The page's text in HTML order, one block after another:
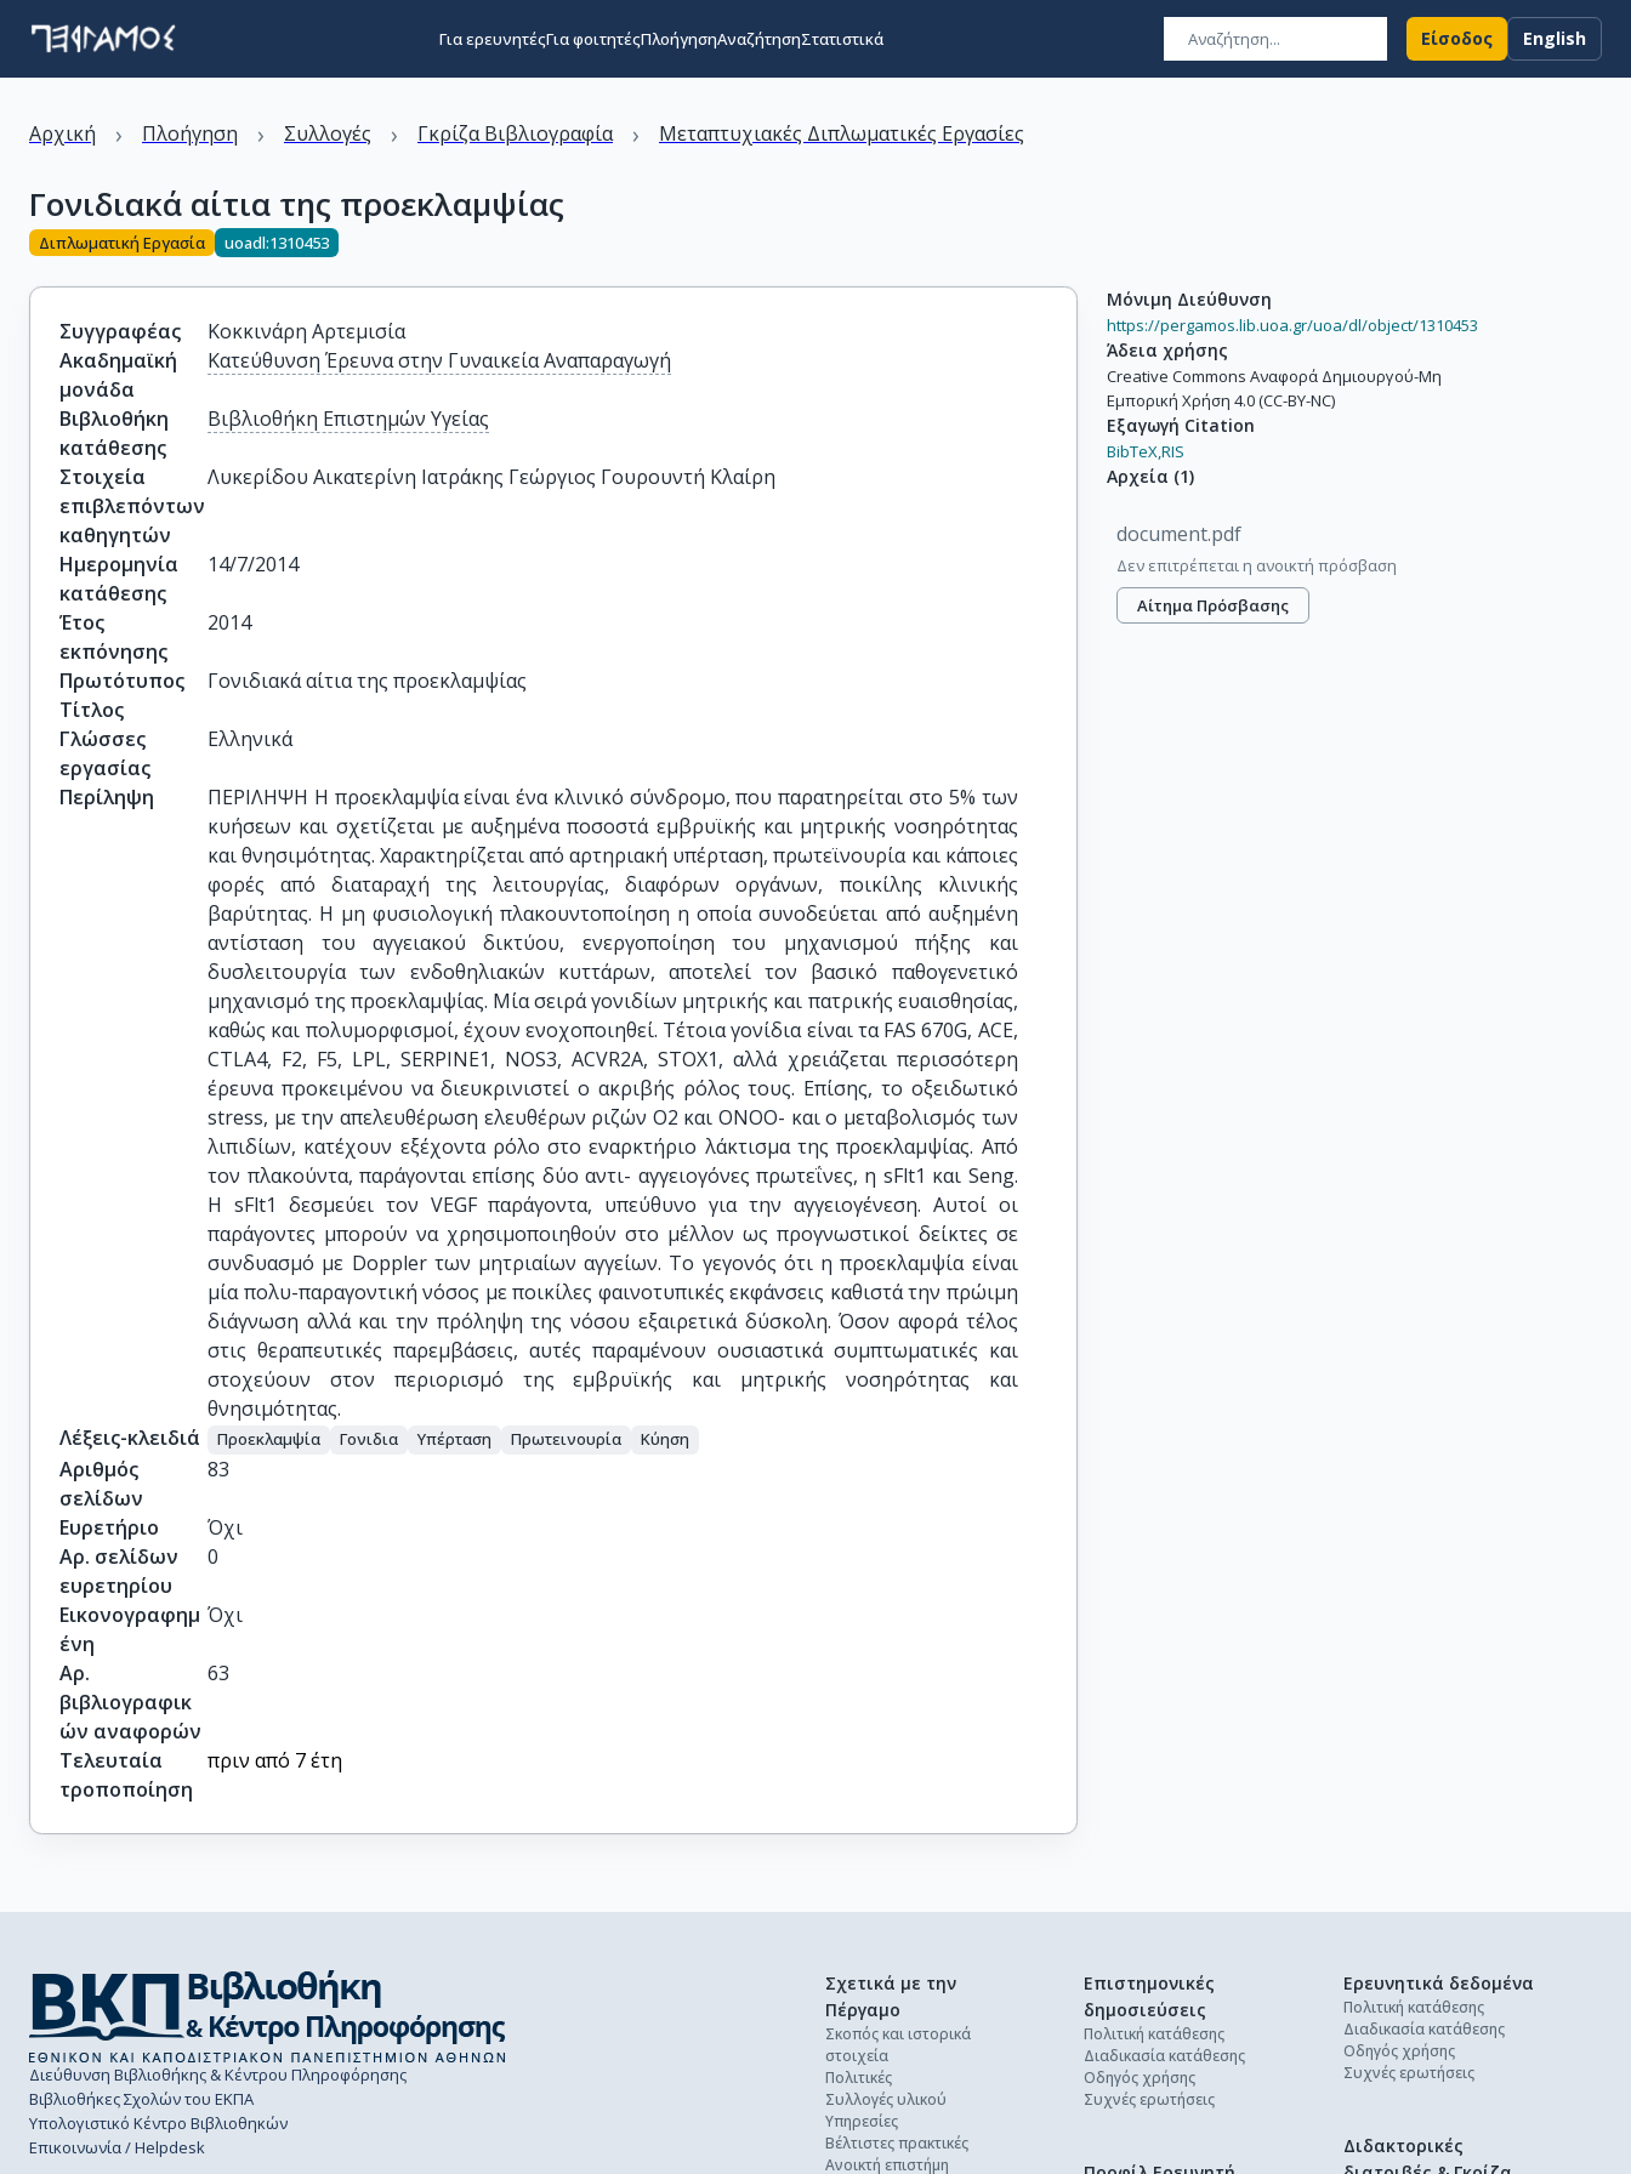
Για ερευνητέςΓια φοιτητέςΠλοήγησηΑναζήτησηΣτατιστικά Είσοδος English
Αρχική › Πλοήγηση › Συλλογές › Γκρίζα Βιβλιογραφία › Μεταπτυχιακές Διπλωματικές Εργασίες
Γονιδιακά αίτια της προεκλαμψίας
Διπλωματική Εργασία uoadl:1310453
Συγγραφέας
Κοκκινάρη Αρτεμισία
Ακαδημαϊκή
μονάδα
Κατεύθυνση Έρευνα στην Γυναικεία Αναπαραγωγή
Βιβλιοθήκη
κατάθεσης
Βιβλιοθήκη Επιστημών Υγείας
Στοιχεία
επιβλεπόντων
καθηγητών
Λυκερίδου Αικατερίνη Ιατράκης Γεώργιος Γουρουντή Κλαίρη
Ημερομηνία
κατάθεσης
14/7/2014
Έτος
εκπόνησης
2014
Πρωτότυπος
Τίτλος
Γονιδιακά αίτια της προεκλαμψίας
Γλώσσες
εργασίας
Ελληνικά
Περίληψη
ΠΕΡΙΛΗΨΗ Η προεκλαμψία είναι ένα κλινικό σύνδρομο, που παρατηρείται στο 5% των
κυήσεων και σχετίζεται με αυξημένα ποσοστά εμβρυϊκής και μητρικής νοσηρότητας
και θνησιμότητας. Χαρακτηρίζεται από αρτηριακή υπέρταση, πρωτεϊνουρία και κάποιες
φορές από διαταραχή της λειτουργίας, διαφόρων οργάνων, ποικίλης κλινικής
βαρύτητας. Η μη φυσιολογική πλακουντοποίηση η οποία συνοδεύεται από αυξημένη
αντίσταση του αγγειακού δικτύου, ενεργοποίηση του μηχανισμού πήξης και
δυσλειτουργία των ενδοθηλιακών κυττάρων, αποτελεί τον βασικό παθογενετικό
μηχανισμό της προεκλαμψίας. Μία σειρά γονιδίων μητρικής και πατρικής ευαισθησίας,
καθώς και πολυμορφισμοί, έχουν ενοχοποιηθεί. Τέτοια γονίδια είναι τα FAS 670G, ACE,
CTLA4, F2, F5, LPL, SERPINE1, NOS3, ACVR2A, STOX1, αλλά χρειάζεται περισσότερη
έρευνα προκειμένου να διευκρινιστεί ο ακριβής ρόλος τους. Επίσης, το οξειδωτικό
stress, με την απελευθέρωση ελευθέρων ριζών Ο2 και ONOO- και ο μεταβολισμός των
λιπιδίων, κατέχουν εξέχοντα ρόλο στο εναρκτήριο λάκτισμα της προεκλαμψίας. Από
τον πλακούντα, παράγονται επίσης δύο αντι- αγγειογόνες πρωτεΐνες, η sFlt1 και Seng.
Η sFlt1 δεσμεύει τον VEGF παράγοντα, υπεύθυνο για την αγγειογένεση. Αυτοί οι
παράγοντες μπορούν να χρησιμοποιηθούν στο μέλλον ως προγνωστικοί δείκτες σε
συνδυασμό με Doppler των μητριαίων αγγείων. Το γεγονός ότι η προεκλαμψία είναι
μία πολυ-παραγοντική νόσος με ποικίλες φαινοτυπικές εκφάνσεις καθιστά την πρώιμη
διάγνωση αλλά και την πρόληψη της νόσου εξαιρετικά δύσκολη. Όσον αφορά τέλος
στις θεραπευτικές παρεμβάσεις, αυτές παραμένουν ουσιαστικά συμπτωματικές και
στοχεύουν στον περιορισμό της εμβρυϊκής και μητρικής νοσηρότητας και
θνησιμότητας.
Λέξεις-κλειδιά
Προεκλαμψία Γονιδια Υπέρταση Πρωτεινουρία Κύηση
Αριθμός
σελίδων
83
Ευρετήριο
Όχι
Αρ. σελίδων
ευρετηρίου
0
Εικονογραφημ
ένη
Όχι
Αρ.
βιβλιογραφικ
ών αναφορών
63
Τελευταία
τροποποίηση
πριν από 7 έτη
Μόνιμη Διεύθυνση
https://pergamos.lib.uoa.gr/uoa/dl/object/1310453
Άδεια χρήσης
Creative Commons Αναφορά Δημιουργού-Μη
Εμπορική Χρήση 4.0 (CC-BY-NC)
Εξαγωγή Citation
BibTeX,RIS
Αρχεία (1)
document.pdf
Δεν επιτρέπεται η ανοικτή πρόσβαση
Αίτημα Πρόσβασης
Διεύθυνση Βιβλιοθήκης & Κέντρου Πληροφόρησης
Βιβλιοθήκες Σχολών του ΕΚΠΑ
Υπολογιστικό Κέντρο Βιβλιοθηκών
Επικοινωνία / Helpdesk
Σχετικά με την
Πέργαμο
Σκοπός και ιστορικά
στοιχεία
Πολιτικές
Συλλογές υλικού
Υπηρεσίες
Βέλτιστες πρακτικές
Ανοικτή επιστήμη
Επιστημονικές
δημοσιεύσεις
Πολιτική κατάθεσης
Διαδικασία κατάθεσης
Οδηγός χρήσης
Συχνές ερωτήσεις
Ερευνητικά δεδομένα
Πολιτική κατάθεσης
Διαδικασία κατάθεσης
Οδηγός χρήσης
Συχνές ερωτήσεις
Διδακτορικές